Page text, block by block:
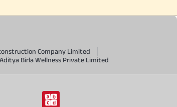
Company Limited
Aditya Birla Wellness Private Limited